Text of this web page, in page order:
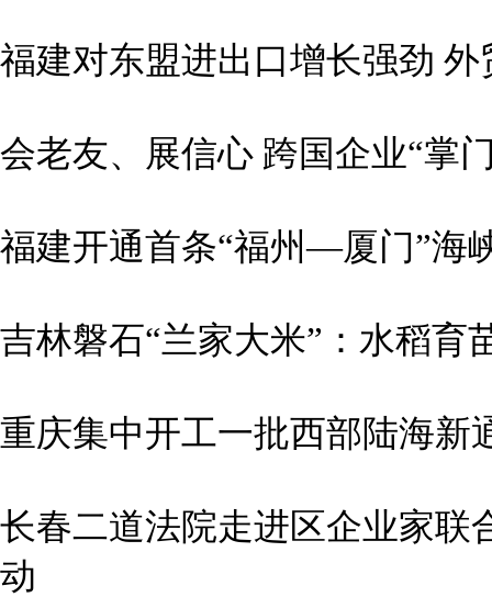
福建对东盟进出口增长强劲 外
会老友、展信心 跨国企业“掌
福建开通首条“福州—厦门”海
吉林磐石“兰家大米”：水稻育
重庆集中开工一批西部陆海新
长春二道法院走进区企业家联
动